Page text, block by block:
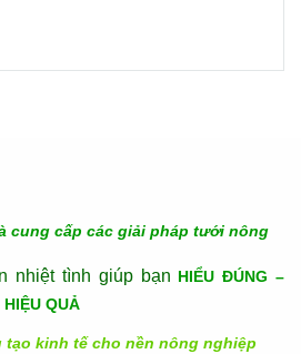
cung cấp các giải pháp tưới nông
nhiệt tình giúp bạn HIỂU ĐÚNG –
QUẢ
tạo kinh tế cho nền nông nghiệp